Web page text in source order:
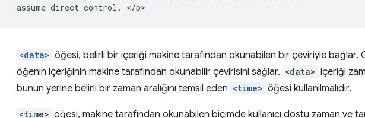
<data> öğesi, belirli bir içeriği makine tarafından okunabilen bir çeviriyle bağlar.
öğenin içeriğinin makine tarafından okunabilir çevirisini sağlar. <data> içeriği
bunun yerine belirli bir zaman aralığını temsil eden <time> öğesi kullanılmalıdır.
<time> öğesi, makine tarafından okunabilen biçimde kullanıcı dostu zaman ve